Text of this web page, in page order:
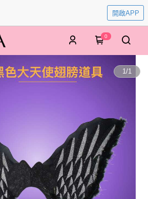
開啟APP
0
1/1